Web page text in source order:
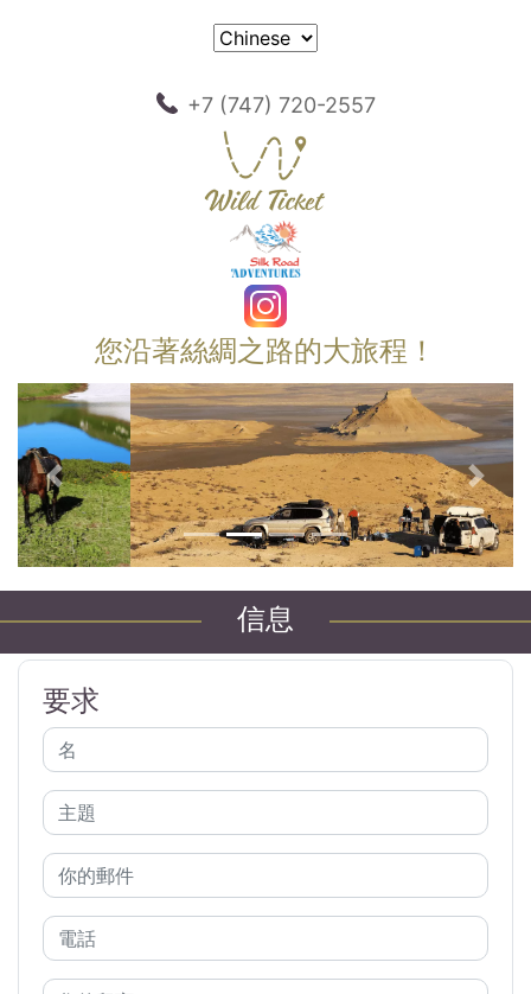
+7 (747) 720-2557
您沿著絲綢之路的大旅程！
以前的 下一個
信息
要求